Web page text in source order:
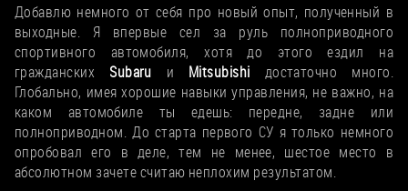
Добавлю немного от себя про новый опыт, полученный в
выходные. Я впервые сел за руль полноприводного
спортивного автомобиля, хотя до этого ездил на
гражданских Subaru и Mitsubishi достаточно много.
Глобально, имея хорошие навыки управления, не важно, на
каком автомобиле ты едешь: передне, задне или
полноприводном. До старта первого СУ я только немного
опробовал его в деле, тем не менее, шестое место в
абсолютном зачете считаю неплохим результатом.